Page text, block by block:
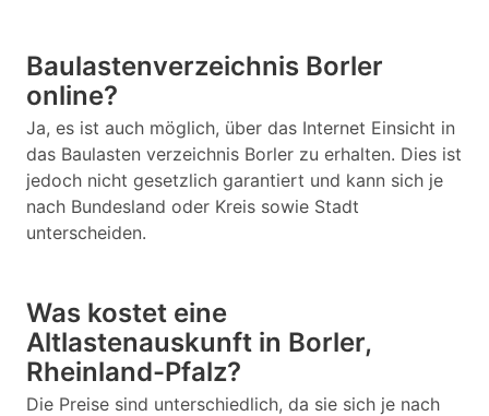
Baulastenverzeichnis Borler
online?
Ja, es ist auch möglich, über das Internet Einsicht in
das Baulasten verzeichnis Borler zu erhalten. Dies ist
jedoch nicht gesetzlich garantiert und kann sich je
nach Bundesland oder Kreis sowie Stadt
unterscheiden.
Was kostet eine
Altlastenauskunft in Borler,
Rheinland-Pfalz?
Die Preise sind unterschiedlich, da sie sich je nach